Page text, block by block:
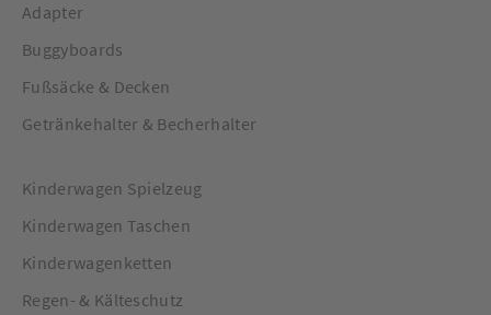
Adapter
Buggyboards
Fußsäcke & Decken
Getränkehalter & Becherhalter
Kinderwagen Spielzeug
Kinderwagen Taschen
Kinderwagenketten
Regen- & Kälteschutz